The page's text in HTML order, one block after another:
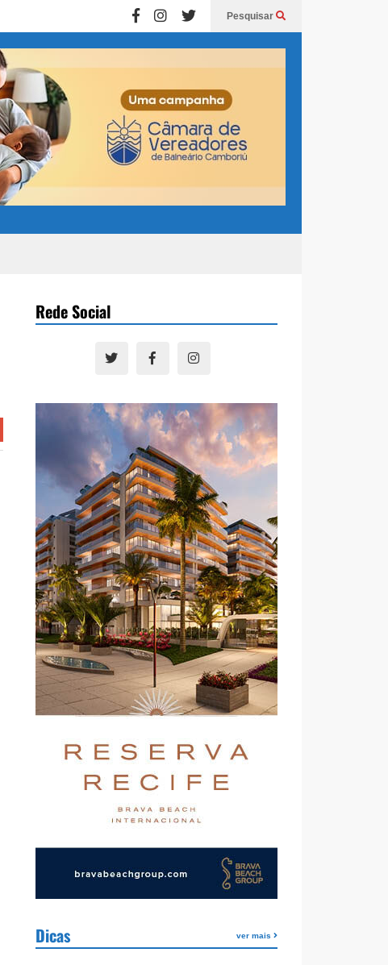
Pesquisar
Rede Social
Dicas ver mais